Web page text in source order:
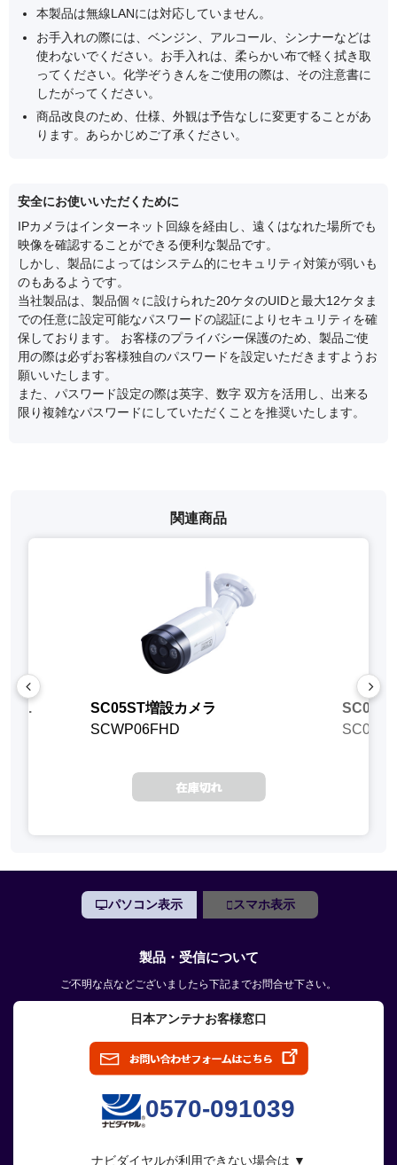
本製品は無線LANには対応していません。
お手入れの際には、ベンジン、アルコール、シンナーなどは
使わないでください。お手入れは、柔らかい布で軽く拭き取
ってください。化学ぞうきんをご使用の際は、その注意書に
したがってください。
商品改良のため、仕様、外観は予告なしに変更することがあ
ります。あらかじめご了承ください。
安全にお使いいただくために
IPカメラはインターネット回線を経由し、遠くはなれた場所でも
映像を確認することができる便利な製品です。
しかし、製品によってはシステム的にセキュリティ対策が弱いも
のもあるようです。
当社製品は、製品個々に設けられた20ケタのUIDと最大12ケタま
での任意に設定可能なパスワードの認証によりセキュリティを確
保しております。 お客様のプライバシー保護のため、製品ご使
用の際は必ずお客様独自のパスワードを設定いただきますようお
願いいたします。
また、パスワード設定の際は英字、数字 双方を活用し、出来る
限り複雑なパスワードにしていただくことを推奨いたします。
関連商品
付...
SC05ST増設カメラ
SCWP06FHD
SC05-
パソコン表示 スマホ表示
製品・受信について
ご不明な点などございましたら下記までお問合せ下さい。
日本アンテナお客様窓口
0570-091039
ナビダイヤルが利用できない場合は ▼